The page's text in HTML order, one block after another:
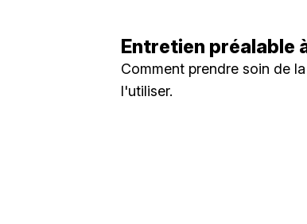
Entretien préalable
Comment prendre soin de
l'utiliser.